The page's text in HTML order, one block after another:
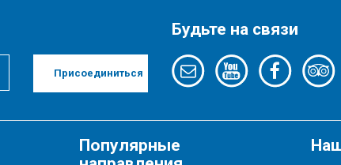
Присоединиться
Будьте на связи
Популярные